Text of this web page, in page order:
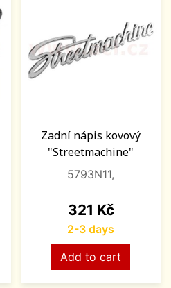
Zadní nápis kovový
"Streetmachine"
5793N11,
Price
321 Kč
2-3 days
Add to cart